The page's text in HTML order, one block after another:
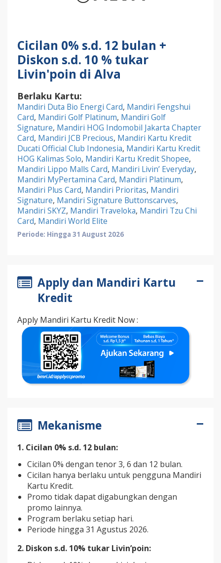
Cicilan 0% s.d. 12 bulan +
Diskon s.d. 10 % tukar
Livin'poin di Alva
Berlaku Kartu:
Mandiri Duta Bio Energi Card, Mandiri Fengshui
Card, Mandiri Golf Platinum, Mandiri Golf
Signature, Mandiri HOG Indomobil Jakarta Chapter
Card, Mandiri JCB Precious, Mandiri Kartu Kredit
Ducati Official Club Indonesia, Mandiri Kartu Kredit
HOG Kalimas Solo, Mandiri Kartu Kredit Shopee,
Mandiri Lippo Malls Card, Mandiri Livin’ Everyday,
Mandiri MyPertamina Card, Mandiri Platinum,
Mandiri Plus Card, Mandiri Prioritas, Mandiri
Signature, Mandiri Signature Buttonscarves,
Mandiri SKYZ, Mandiri Traveloka, Mandiri Tzu Chi
Card, Mandiri World Elite
Periode: Hingga 31 August 2026
Apply dan Mandiri Kartu
Kredit
Apply Mandiri Kartu Kredit Now :
Mekanisme
1. Cicilan 0% s.d. 12 bulan:
Cicilan 0% dengan tenor 3, 6 dan 12 bulan.
Cicilan hanya berlaku untuk pengguna Mandiri
Kartu Kredit.
Promo tidak dapat digabungkan dengan
promo lainnya.
Program berlaku setiap hari.
Periode hingga 31 Agustus 2026.
2. Diskon s.d. 10% tukar Livin’poin: